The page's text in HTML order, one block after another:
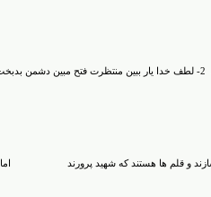
که شهید پرورند امام خمینی بنام خدا فرار